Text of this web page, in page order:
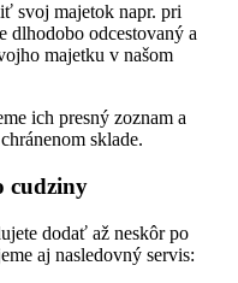
svoj majetok napr. pri
dlhodobo odcestovaný a
majetku v našom
ich presný zoznam a
sklade.
cudziny
dodať až neskôr po
aj nasledovný servis: